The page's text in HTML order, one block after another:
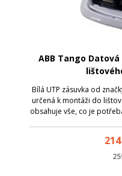
ABB Tango Datová
Bílá UTP zásuvka od
určená k montáži do
obsahuje vše, co je
214